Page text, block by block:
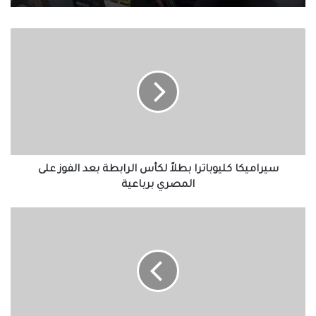
المصري
سيراميكا كليوباترا بطلاً لكأس الرابطة بعد الفوز على
المصري برباعية